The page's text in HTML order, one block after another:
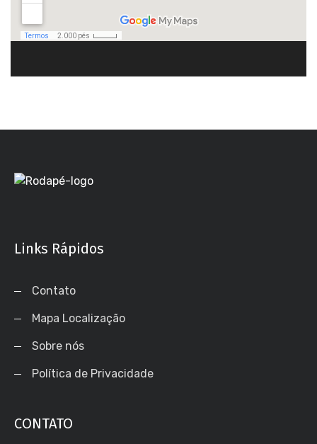
Links Rápidos
Contato
Mapa Localização
Sobre nós
Política de Privacidade
CONTATO